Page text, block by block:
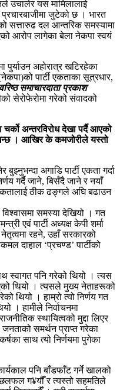
उचालेर यस मामिलालाई
जुटेको छ । भारत
सत्तारुढ दल आन्तरिक समस्यामा
आरोप लागेका बेला नेकपा स्वयं
पुर्याउन अहोरात्र खटिरहेका
पार्टी एकताका सूत्रधार,
समाचारदाता प्रकाश
सेरोफेरोमा गरेको संवादको
अन्तरविरोध देखा पर्दै आएको
। आखिर के कमजोरीले यस्तो
अगाडि पार्टी एकता गर्दा
गर्दै जाने, बिर्सँदै जाने र नयाँ
एकतालाई ठीक ढङ्गले अघि बढाउन
समस्या देखियो । गत
एवं पार्टी अध्यक्ष केपी शर्मा
रहने, उहाँ सरकारको
दाहाल ‘प्रचण्ड’ पार्टीको
स्वागत पनि गरेको थियो । त्यस
थियो । त्यसले मुख्य नेताहरूको
थियो । हाम्रो त्यो निर्णय गत
। हामीले निर्वाचनमा
स्थायित्वको मुद्दा लिएर
जनताको समर्थन प्राप्त गरेका
साथ त्यो निर्णयमा पुगेका
पनि बाँडफाँट गर्ने खालको
छलफल ग¥यौंँ र त्यस्तो सहमतिले